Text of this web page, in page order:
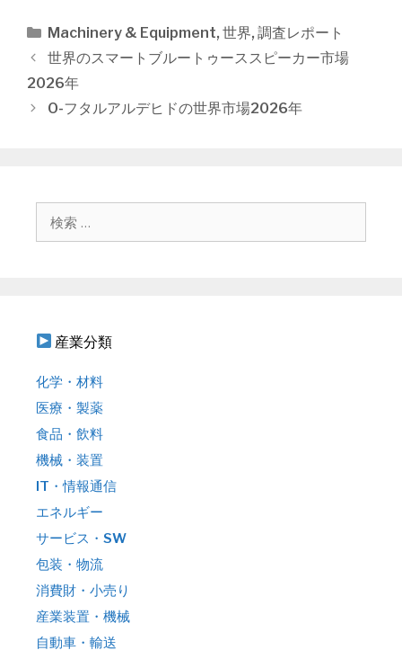
カ
テ
ゴ
ー
Machinery & Equipment, 世界, 調査レポート
投
稿
ョ
世界のスマートブルートゥーススピーカー市場
2026年
O-フタルアルデヒドの世界市場2026年
産業分類
化学・材料
医療・製薬
食品・飲料
機械・装置
IT・情報通信
エネルギー
サービス・SW
包装・物流
消費財・小売り
産業装置・機械
自動車・輸送